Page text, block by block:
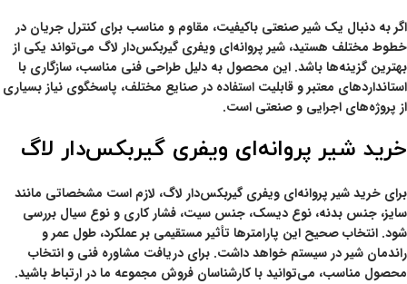
اگر به دنبال یک شیر صنعتی باکیفیت، مقاوم و مناسب برای کنترل جریان در
خطوط مختلف هستید، شیر پروانه‌ای ویفری گیربکس‌دار لاگ می‌تواند یکی از
بهترین گزینه‌ها باشد. این محصول به دلیل طراحی فنی مناسب، سازگاری با
استانداردهای معتبر و قابلیت استفاده در صنایع مختلف، پاسخگوی نیاز بسیاری
از پروژه‌های اجرایی و صنعتی است.
خرید شیر پروانه‌ای ویفری گیربکس‌دار لاگ
برای خرید شیر پروانه‌ای ویفری گیربکس‌دار لاگ، لازم است مشخصاتی مانند
سایز، جنس بدنه، نوع دیسک، جنس سیت، فشار کاری و نوع سیال بررسی
شود. انتخاب صحیح این پارامترها تأثیر مستقیمی بر عملکرد، طول عمر و
راندمان شیر در سیستم خواهد داشت. برای دریافت مشاوره فنی و انتخاب
محصول مناسب، می‌توانید با کارشناسان فروش مجموعه ما در ارتباط باشید.